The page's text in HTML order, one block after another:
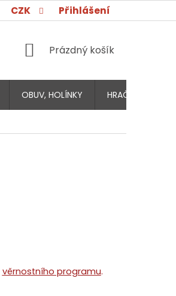
CZK Přihlášení
NÁKUPNÍ
Prázdný košík
OBUV, HOLÍNKY HRAČKY PRO
věrnostního programu.